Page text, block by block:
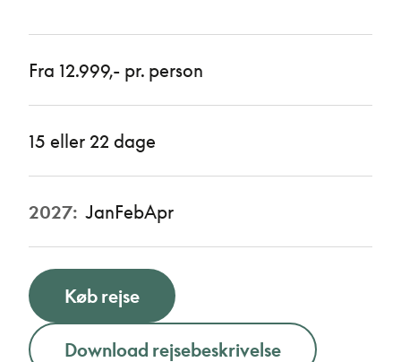
Fra 12.999,- pr. person
15 eller 22 dage
2027: JanFebApr
Køb rejse
Download rejsebeskrivelse